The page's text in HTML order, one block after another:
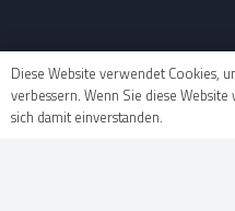
Diese Website verwendet Cookies,
verbessern. Wenn Sie diese
sich damit einverstanden.